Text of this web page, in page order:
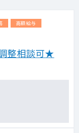
高額給与
整相談可★